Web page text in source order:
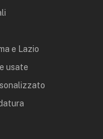
e Lazio
usate